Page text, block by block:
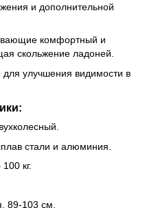
и дополнительной
комфортный и
скольжение ладоней.
для улучшения видимости в
стали и алюминия.
кг.
89-103 см.